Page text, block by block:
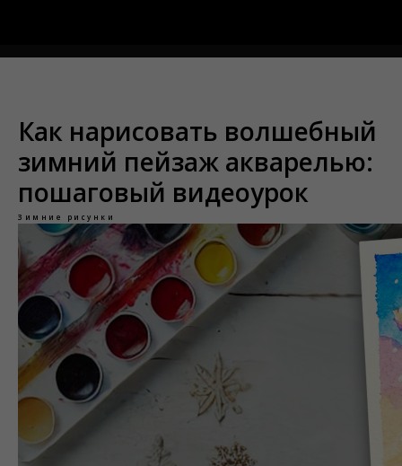
Как нарисовать волшебный
зимний пейзаж акварелью:
пошаговый видеоурок
Зимние рисунки